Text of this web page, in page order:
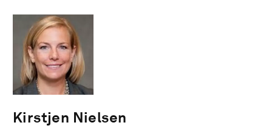
Kirstjen Nielsen